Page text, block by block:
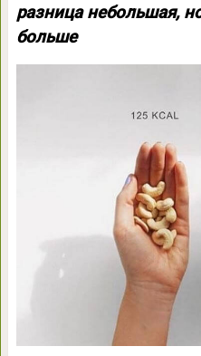
разница небольшая,
больше